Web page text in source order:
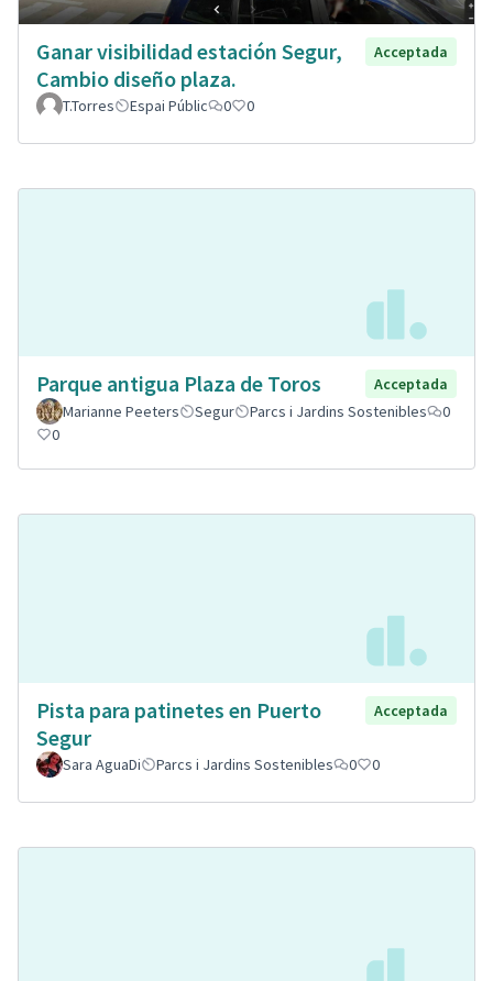
Ganar visibilidad estación Segur,
Cambio diseño plaza.
Acceptada
T.Torres Espai Públic 0 0
Parque antigua Plaza de Toros
Acceptada
Marianne Peeters
Segur Parcs i Jardins Sostenibles
0
0
Pista para patinetes en Puerto
Segur
Acceptada
Sara AguaDi Parcs i Jardins Sostenibles 0 0